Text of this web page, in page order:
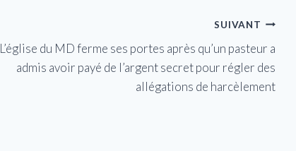
SUIVANT
L’église du MD ferme ses portes après qu’un pasteur a
admis avoir payé de l’argent secret pour régler des
allégations de harcèlement